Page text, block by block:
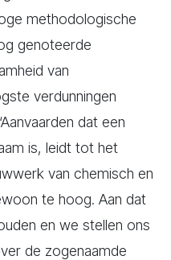
methodologische
genoteerde
van
verdunningen
dat een
is, leidt tot het
van chemisch en
te hoog. Aan dat
en we stellen ons
de zogenaamde